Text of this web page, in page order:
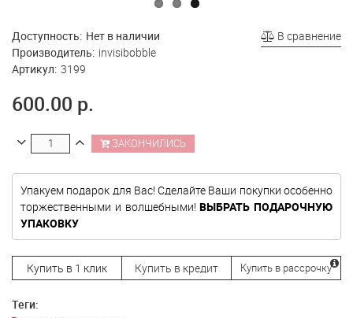
В сравнение
Доступность: Нет в наличии
Производитель: invisibobble
Артикул: 3199
600.00 р.
ЗАКОНЧИЛИСЬ
Упакуем подарок для Вас! Сделайте Ваши покупки особенно
торжественными и волшебными!ВЫБРАТЬ ПОДАРОЧНУЮ
УПАКОВКУ
Купить в 1 клик Купить в кредит Купить в рассрочку
Теги: